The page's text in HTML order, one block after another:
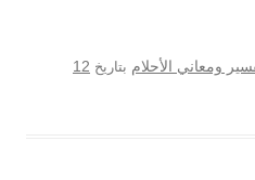
ومعاني الأحلام بتاريخ 12